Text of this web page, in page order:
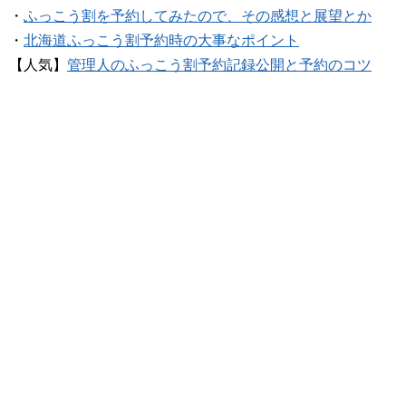
・ ふっこう割を予約してみたので、その感想と展望とか
・ 北海道ふっこう割予約時の大事なポイント
【人気】 管理人のふっこう割予約記録公開と予約のコツ